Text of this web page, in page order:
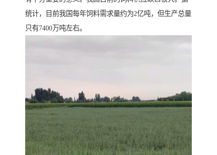
统计，目前我国每年饲料需求量约为2亿吨，但生产总量
只有7400万吨左右。